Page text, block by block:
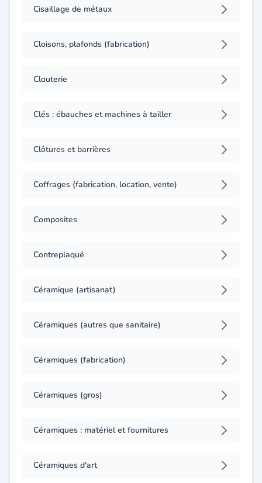
Cisaillage de métaux
Cloisons, plafonds (fabrication)
Clouterie
Clés : ébauches et machines à tailler
Clôtures et barrières
Coffrages (fabrication, location, vente)
Composites
Contreplaqué
Céramique (artisanat)
Céramiques (autres que sanitaire)
Céramiques (fabrication)
Céramiques (gros)
Céramiques : matériel et fournitures
Céramiques d'art